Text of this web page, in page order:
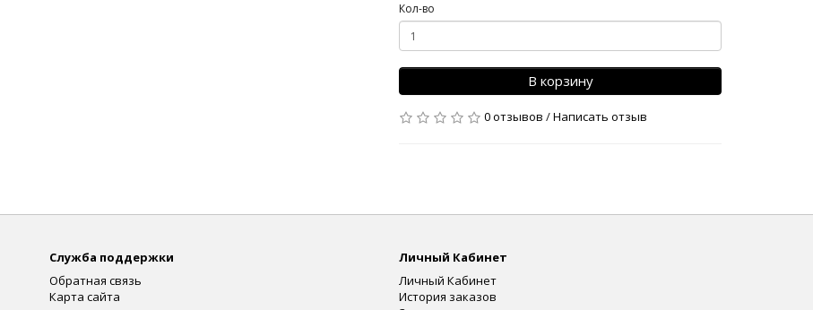
Кол-во
В корзину
0 отзывов /Написать отзыв
Служба поддержки
Обратная связь
Карта сайта
Личный Кабинет
Личный Кабинет
История заказов